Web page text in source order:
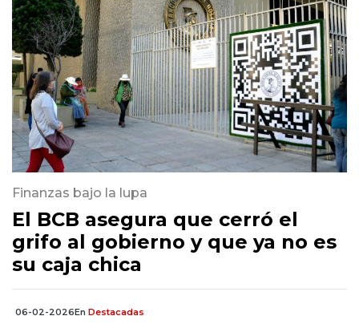
Finanzas bajo la lupa
El BCB asegura que cerró el
grifo al gobierno y que ya no es
su caja chica
06-02-2026En Destacadas